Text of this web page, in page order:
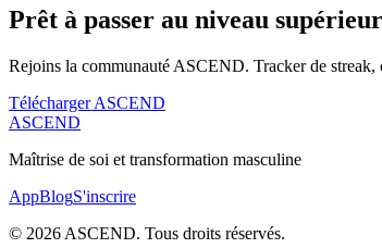
Prêt à passer au niveau
Rejoins la communauté ASCEND. Tracker de streak,
Télécharger ASCEND
ASCEND
Maîtrise de soi et transformation masculine
AppBlogS'inscrire
© 2026 ASCEND. Tous droits réservés.